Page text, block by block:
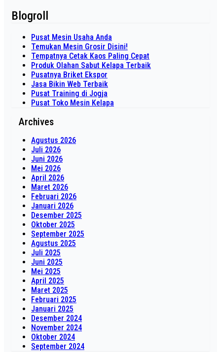
Blogroll
Pusat Mesin Usaha Anda
Temukan Mesin Grosir Disini!
Tempatnya Cetak Kaos Paling Cepat
Produk Olahan Sabut Kelapa Terbaik
Pusatnya Briket Ekspor
Jasa Bikin Web Terbaik
Pusat Training di Jogja
Pusat Toko Mesin Kelapa
Archives
Agustus 2026
Juli 2026
Juni 2026
Mei 2026
April 2026
Maret 2026
Februari 2026
Januari 2026
Desember 2025
Oktober 2025
September 2025
Agustus 2025
Juli 2025
Juni 2025
Mei 2025
April 2025
Maret 2025
Februari 2025
Januari 2025
Desember 2024
November 2024
Oktober 2024
September 2024